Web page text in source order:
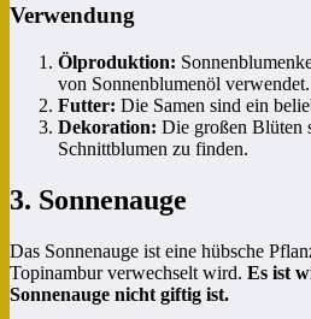
Verwendung
Ölproduktion:
von Sonnenblumenöl verwendet.
Futter: Die Samen sind ein
Dekoration: Die großen Blüten
Schnittblumen zu finden.
3. Sonnenauge
Das Sonnenauge ist eine hübsche
Topinambur verwechselt wird. Es ist
Sonnenauge nicht giftig ist.